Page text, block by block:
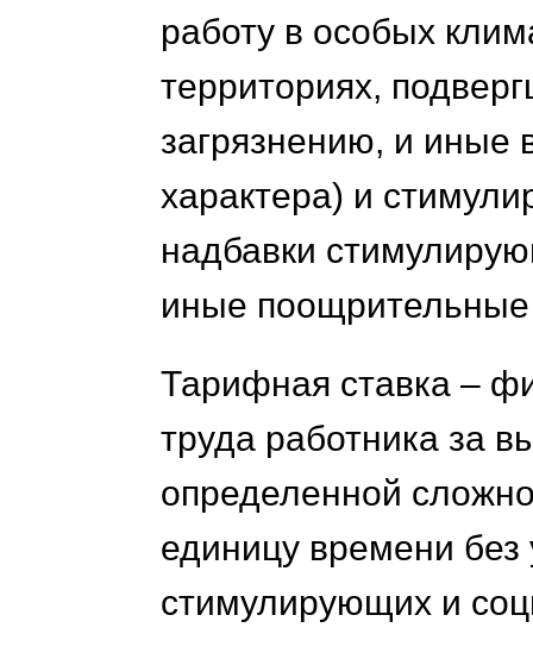
работу в особых
территориях,
загрязнению, и иные
характера) и
надбавки
иные
Тарифная ставка –
труда работника за
определенной
единицу времени
стимулирующих и